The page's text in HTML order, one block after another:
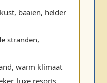
baaien, helder
stranden,
warm klimaat
luxe resorts